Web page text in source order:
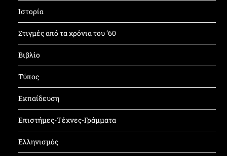
Ιστορία
Στιγμές από τα χρόνια του ’60
Βιβλίο
Τύπος
Εκπαίδευση
Επιστήμες-Τέχνες-Γράμματα
Ελληνισμός